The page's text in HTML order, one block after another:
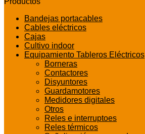
Bandejas portacables
Cables eléctricos
Cajas
Cultivo indoor
Equipamiento Tableros Eléctricos
Borneras
Contactores
Disyuntores
Guardamotores
Medidores digitales
Otros
Reles e interruptoes
Reles térmicos